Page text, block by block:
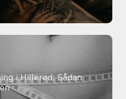
i Hillerød: Sådan